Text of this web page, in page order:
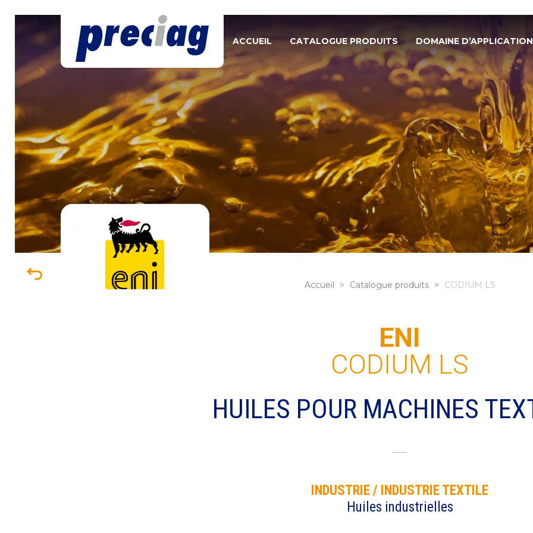
ACCUEIL CATALOGUE PRODUITS DOMAINE D’APPLICATION
Accueil > Catalogue produits > CODIUM LS
ENI
CODIUM LS
HUILES POUR MACHINES
INDUSTRIE / INDUSTRIE TEXTILE
Huiles industrielles
Email
*